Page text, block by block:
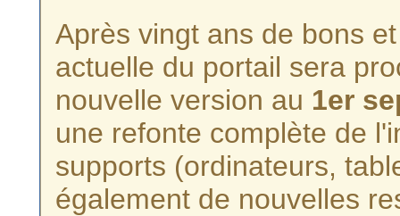
Après vingt ans de bons
actuelle du portail sera
nouvelle version au 1er
une refonte complète de
supports (ordinateurs,
également de nouvelles